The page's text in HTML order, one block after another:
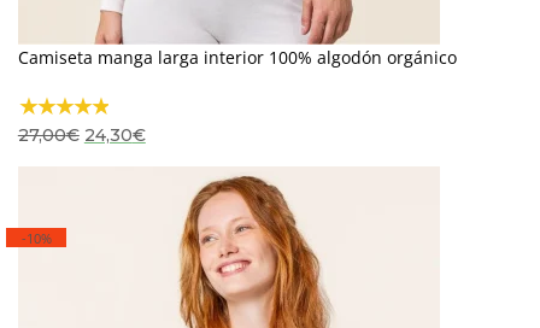
Camiseta manga larga interior 100% algodón orgánico
27,00€ El
precio
original
24,30€El
precio
actual
24,30€.
-10%